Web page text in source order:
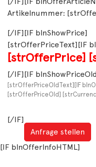
Artikelnummer:
[/IF][IF blnShowPrice]
[strOfferPriceText][IF
[strOfferPrice]
[/IF][IF
[strOfferPriceOldText][IF
[strOfferPriceOld]
[/IF]
Anfrage stellen
[IF blnOfferInfoHTML]